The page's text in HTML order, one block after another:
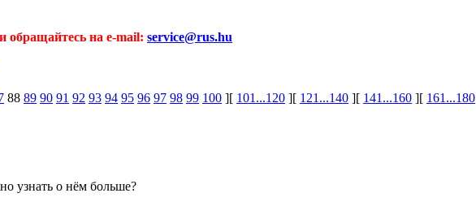
обращайтесь на e-mail: service@rus.hu
88 89 90 91 92 93 94 95 96 97 98 99 100 ][ 101...120 ][ 121...140 ][ 141...160 ][ 161...180
узнать о нём больше?